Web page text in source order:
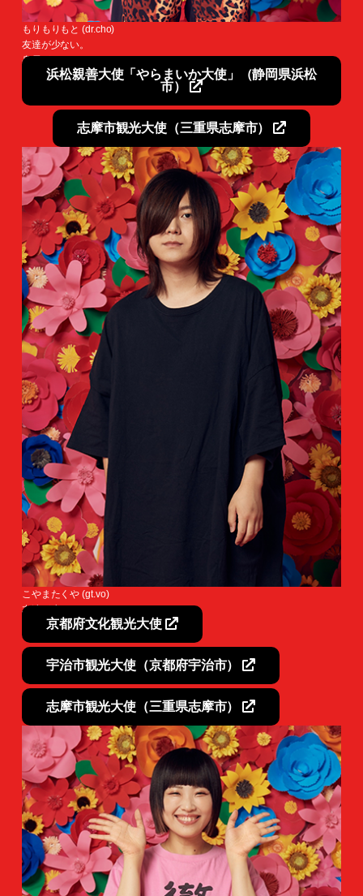
もりもりもと (dr.cho)
友達が少ない。
身長が700mある。
浜松親善大使「やらまいか大使」（静岡県浜松
市）
志摩市観光大使（三重県志摩市）
こやまたくや (gt.vo)
友達が少ない。
京都府文化観光大使
宇治市観光大使（京都府宇治市）
志摩市観光大使（三重県志摩市）